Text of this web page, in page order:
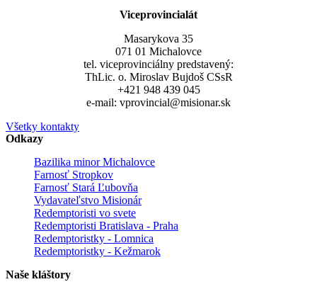
Viceprovincialát
Masarykova 35
071 01 Michalovce
tel. viceprovinciálny predstavený:
ThLic. o. Miroslav Bujdoš CSsR
+421 948 439 045
e-mail: vprovincial@misionar.sk
Všetky kontakty
Odkazy
Bazilika minor Michalovce
Farnosť Stropkov
Farnosť Stará Ľubovňa
Vydavateľstvo Misionár
Redemptoristi vo svete
Redemptoristi Bratislava - Praha
Redemptoristky - Lomnica
Redemptoristky - Kežmarok
Naše kláštory